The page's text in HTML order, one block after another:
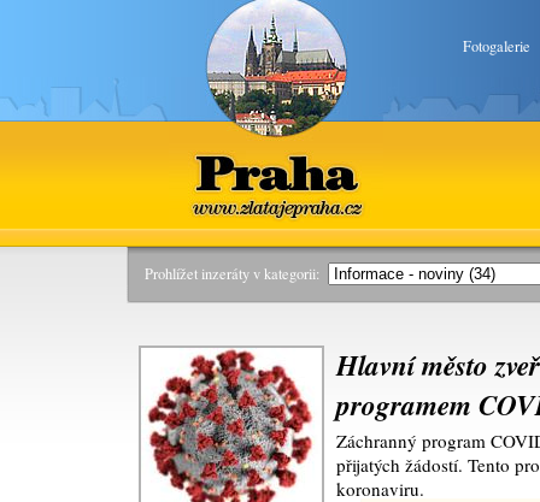
Fotogalerie
Praha
www.zlatajepraha.cz
Prohlížet inzeráty v kategorii:
Hlavní město
programem
Záchranný program
přijatých žádostí. Tento
koronaviru.